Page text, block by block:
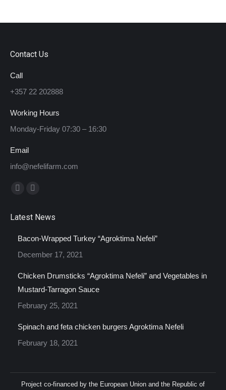
Contact Us
Call
+357 22 202888
Working Hours
Monday-Friday 07:30 – 16:30
Email
info@nefelifarm.com
Find us on:
opens
in
window
opens
window
Latest News
Bacon-Wrapped Turkey “Agroktima Nefeli”
December 17, 2021
Chicken Drumsticks “Agroktima Nefeli” and Vegetables in
Mustard-Tarragon Sauce
February 25, 2021
Spinach and feta chicken burgers Agroktima Nefeli
February 18, 2021
Project co-financed by the European Union and the Republic of